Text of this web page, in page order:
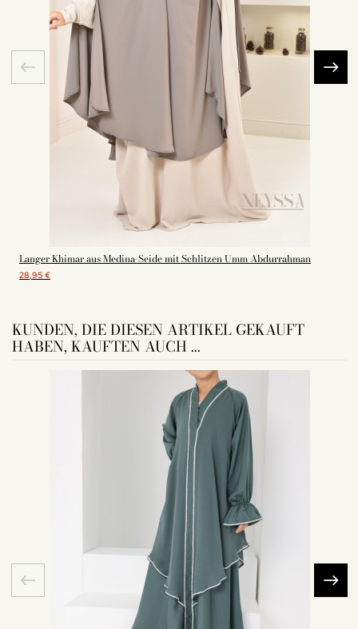
Langer Khimar aus Medina-Seide mit Schlitzen Umm Abdurrahman
28,95 €
KUNDEN, DIE DIESEN ARTIKEL GEKAUFT
HABEN, KAUFTEN AUCH ...